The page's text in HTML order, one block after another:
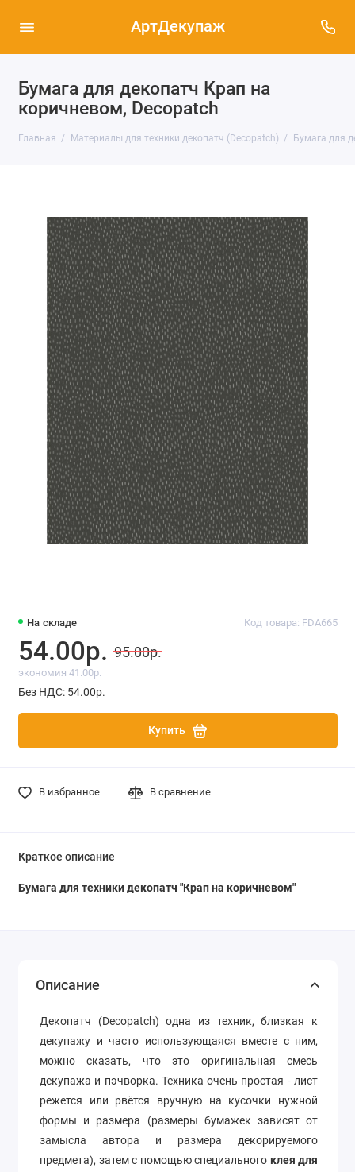
АртДекупаж
Бумага для декопатч Крап на
коричневом, Decopatch
Главная Материалы для техники декопатч (Decopatch) Бумага для
На складе Код товара: FDA665
54.00р. 95.00р.
экономия 41.00р.
Без НДС: 54.00р.
Купить
В избранное В сравнение
Краткое описание
Бумага для техники декопатч "Крап на коричневом"
Описание
Декопатч (Decopatch) одна из техник, близкая к
декупажу и часто использующаяся вместе с ним,
можно сказать, что это оригинальная смесь
декупажа и пэчворка. Техника очень простая - лист
режется или рвётся вручную на кусочки нужной
формы и размера (размеры бумажек зависят от
замысла автора и размера декорируемого
предмета), затем с помощью специального клея для